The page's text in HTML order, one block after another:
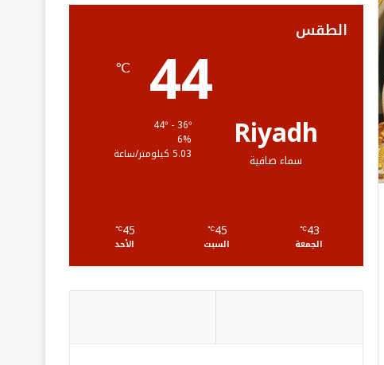
ق
R
الطقس
Riyadh
سماء صافية
44
℃
6%
5.03 كيلومتر/ساعة
43
℃
الجمعة
45
℃
السبت
45
℃
الأحد